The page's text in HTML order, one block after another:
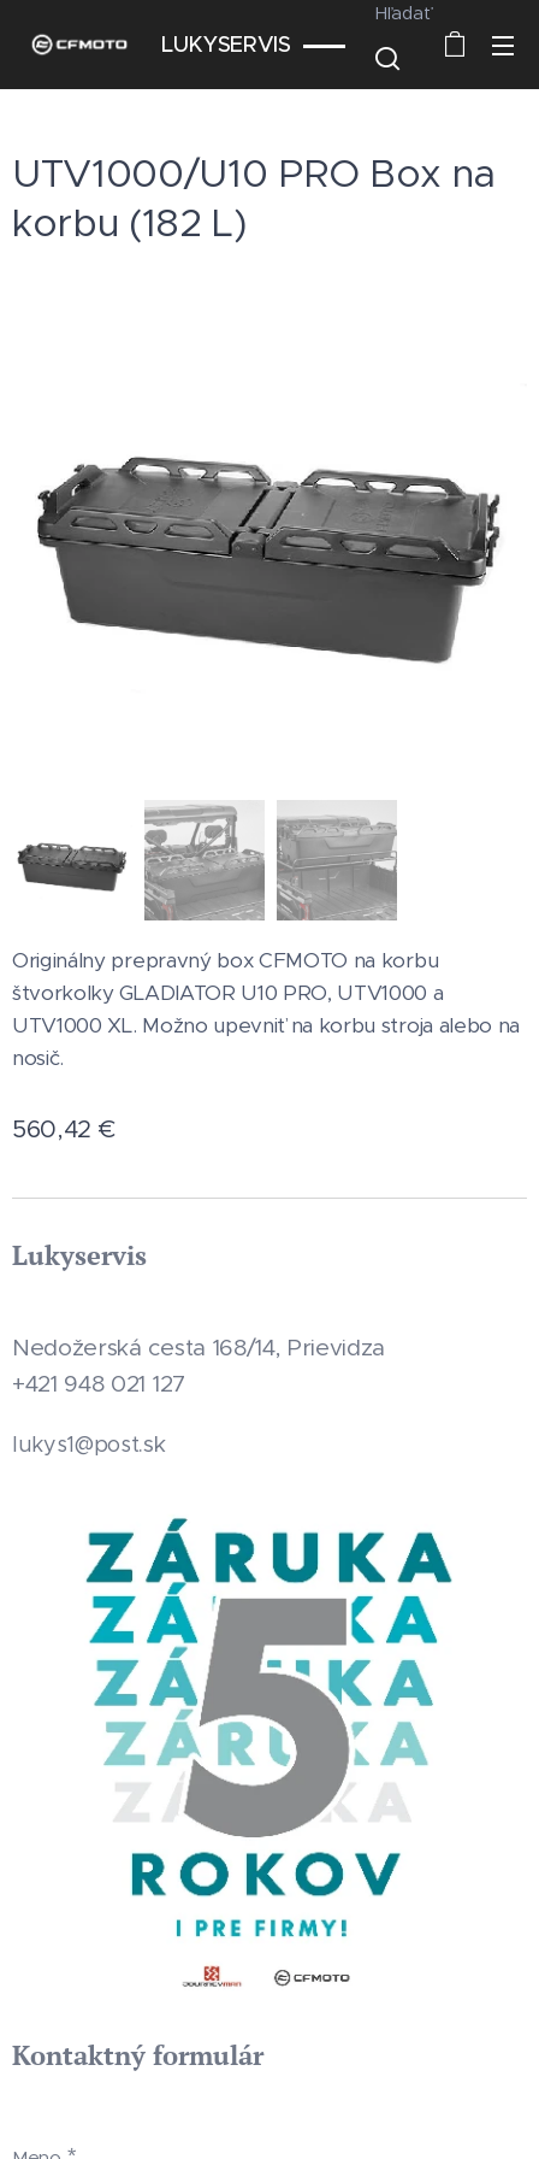
LUKYSERVIS
Hľadať
UTV1000/U10 PRO Box na
korbu (182 L)
Originálny prepravný box CFMOTO na korbu
štvorkolky GLADIATOR U10 PRO, UTV1000 a
UTV1000 XL. Možno upevniť na korbu stroja alebo na
nosič.
560,42 €
Lukyservis
Nedožerská cesta 168/14, Prievidza
+421 948 021 127
lukys1@post.sk
Kontaktný formulár